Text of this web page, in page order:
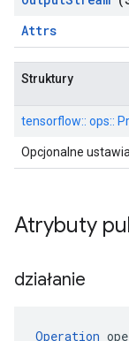
Attrs
Struktury
tensorflow:: ops::
Opcjonalne
Atrybuty
działanie
Operation